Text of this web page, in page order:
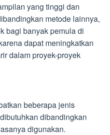
yang tinggi dan
metode lainnya,
bagi banyak pemula di
dapat meningkatkan
dalam proyek-proyek
beberapa jenis
dibandingkan
digunakan.